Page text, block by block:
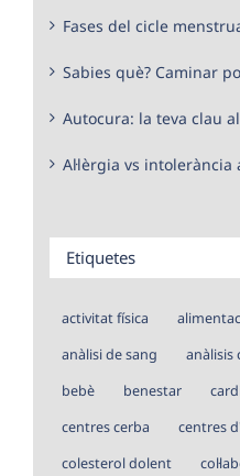
Fases del cicle
Sabies què? Caminar
Autocura: la teva clau
Al·lèrgia vs
Etiquetes
activitat física
anàlisi de sang
anàlisis
bebè
benestar
centres cerba
centres
colesterol dolent